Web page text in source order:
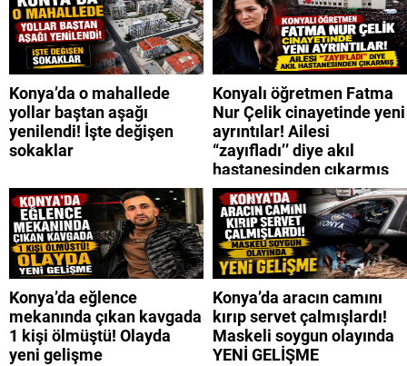
Konya’da o mahallede
yollar baştan aşağı
yenilendi! İşte değişen
sokaklar
Konyalı öğretmen Fatma
Nur Çelik cinayetinde yeni
ayrıntılar! Ailesi
“zayıfladı’’ diye akıl
hastanesinden çıkarmış
Konya’da eğlence
mekanında çıkan kavgada
1 kişi ölmüştü! Olayda
yeni gelişme
Konya’da aracın camını
kırıp servet çalmışlardı!
Maskeli soygun olayında
YENİ GELİŞME